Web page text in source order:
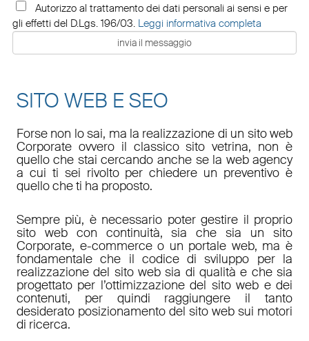
Autorizzo al trattamento dei dati personali ai sensi e per
gli effetti del D.Lgs. 196/03. Leggi informativa completa
SITO WEB E SEO
Forse non lo sai, ma la realizzazione di un sito web
Corporate ovvero il classico sito vetrina, non è
quello che stai cercando anche se la web agency
a cui ti sei rivolto per chiedere un preventivo è
quello che ti ha proposto.
Sempre più, è necessario poter gestire il proprio
sito web con continuità, sia che sia un sito
Corporate, e-commerce o un portale web, ma è
fondamentale che il codice di sviluppo per la
realizzazione del sito web sia di qualità e che sia
progettato per l’ottimizzazione del sito web e dei
contenuti, per quindi raggiungere il tanto
desiderato posizionamento del sito web sui motori
di ricerca.